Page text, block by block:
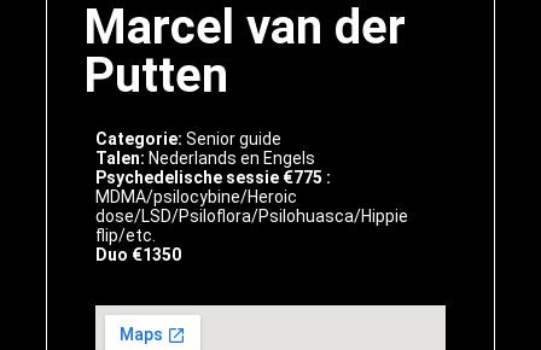
Marcel van der
Putten
Categorie: Senior guide
Talen: Nederlands en Engels
Psychedelische sessie €775 :
MDMA/psilocybine/Heroic
dose/LSD/Psiloflora/Psilohuasca/Hippie
flip/etc.
Duo €1350